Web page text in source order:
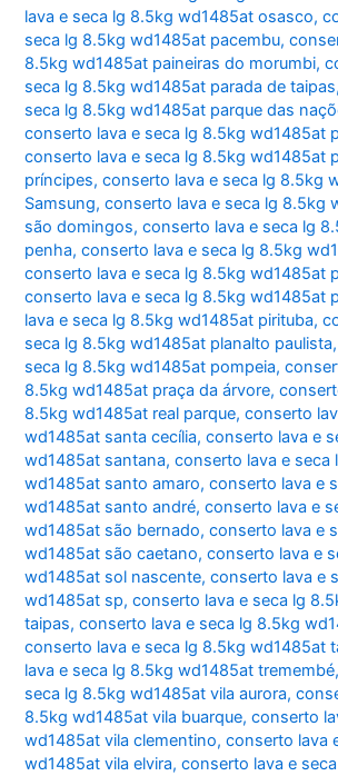
lava e seca lg 8.5kg wd1485at osasco,
seca lg 8.5kg wd1485at pacembu,
8.5kg wd1485at paineiras do morumbi,
seca lg 8.5kg wd1485at parada de taipas
seca lg 8.5kg wd1485at parque das
conserto lava e seca lg 8.5kg wd1485at
conserto lava e seca lg 8.5kg wd1485at
príncipes,conserto lava e seca lg 8.5kg
Samsung,conserto lava e seca lg 8.5kg
são domingos,conserto lava e seca lg
penha,conserto lava e seca lg 8.5kg
conserto lava e seca lg 8.5kg wd1485at
conserto lava e seca lg 8.5kg wd1485at
lava e seca lg 8.5kg wd1485at pirituba,
seca lg 8.5kg wd1485at planalto paulista
seca lg 8.5kg wd1485at pompeia,
8.5kg wd1485at praça da árvore,
8.5kg wd1485at real parque,conserto
wd1485at santa cecília,conserto lava e
wd1485at santana,conserto lava e seca
wd1485at santo amaro,conserto lava e
wd1485at santo andré,conserto lava e
wd1485at são bernado,conserto lava e
wd1485at são caetano,conserto lava e
wd1485at sol nascente,conserto lava e
wd1485at sp,conserto lava e seca lg
taipas,conserto lava e seca lg 8.5kg
conserto lava e seca lg 8.5kg wd1485at
lava e seca lg 8.5kg wd1485at tremembé
seca lg 8.5kg wd1485at vila aurora,
8.5kg wd1485at vila buarque,conserto
wd1485at vila clementino,conserto lava
wd1485at vila elvira,conserto lava e